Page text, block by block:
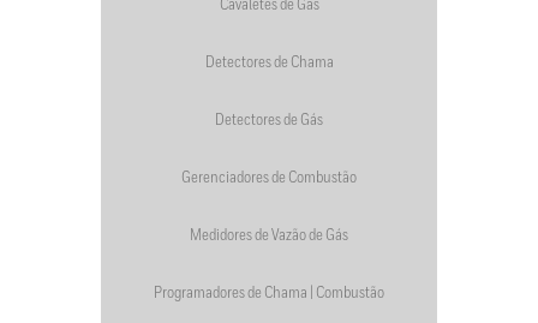
Cavaletes de Gás
Detectores de Chama
Detectores de Gás
Gerenciadores de Combustão
Medidores de Vazão de Gás
Programadores de Chama | Combustão